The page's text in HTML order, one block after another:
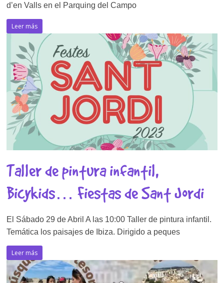
d’en Valls en el Parquing del Campo
Leer más
Taller de pintura infantil,
Bicykids… Fiestas de Sant Jordi
El Sábado 29 de Abril A las 10:00 Taller de pintura infantil.
Temática los paisajes de Ibiza. Dirigido a peques
Leer más